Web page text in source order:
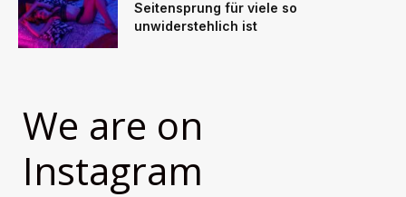
Seitensprung für viele so
unwiderstehlich ist
We are on
Instagram